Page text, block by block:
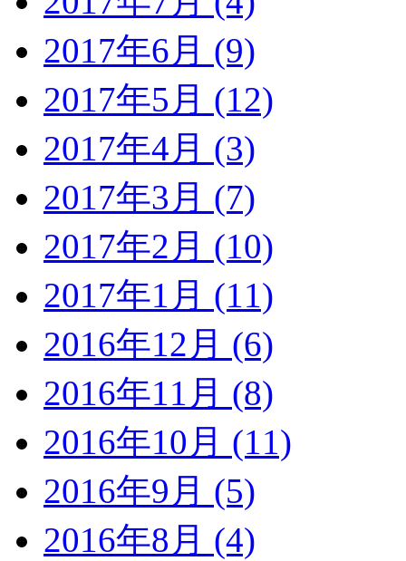
2017年6月 (9)
2017年5月 (12)
2017年4月 (3)
2017年3月 (7)
2017年2月 (10)
2017年1月 (11)
2016年12月 (6)
2016年11月 (8)
2016年10月 (11)
2016年9月 (5)
2016年8月 (4)